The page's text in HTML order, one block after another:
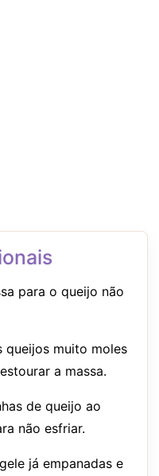
para o queijo não
queijos muito moles
a massa.
de queijo ao
não esfriar.
já empanadas e